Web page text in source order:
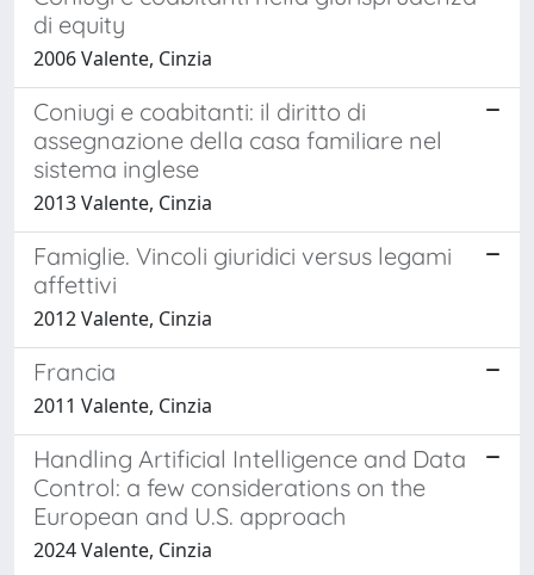
di equity
2006 Valente, Cinzia
Coniugi e coabitanti: il diritto di
assegnazione della casa familiare nel
sistema inglese
2013 Valente, Cinzia
Famiglie. Vincoli giuridici versus legami
affettivi
2012 Valente, Cinzia
Francia
2011 Valente, Cinzia
Handling Artificial Intelligence and Data
Control: a few considerations on the
European and U.S. approach
2024 Valente, Cinzia